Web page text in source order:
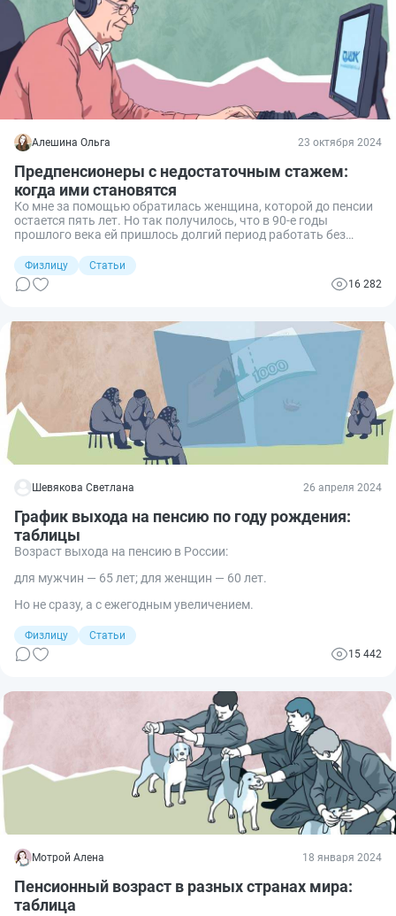
Алешина Ольга 23 октября 2024
Предпенсионеры с недостаточным стажем:
когда ими становятся
Ко мне за помощью обратилась женщина, которой до пенсии
остается пять лет. Но так получилось, что в 90-е годы
прошлого века ей пришлось долгий период работать без
женщины недостаточно стажа и баллов (ИПК) для
оформления пенсии. Она интересовалась, может ли человек в
такой ситуации получить статус предпенсионера и
Физлицу
Статьи
16 282
Шевякова Светлана 26 апреля 2024
График выхода на пенсию по году рождения:
таблицы
Возраст выхода на пенсию в России:
для мужчин — 65 лет; для женщин — 60 лет.
Но не сразу, а с ежегодным увеличением.
Физлицу
Статьи
15 442
Мотрой Алена 18 января 2024
Пенсионный возраст в разных странах мира:
таблица